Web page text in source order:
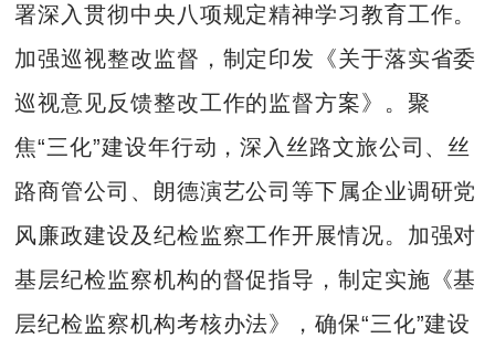
署深入贯彻中央八项规定精神学习教育工作。
加强巡视整改监督，制定印发《关于落实省委
巡视意见反馈整改工作的监督方案》。聚
焦“三化”建设年行动，深入丝路文旅公司、丝
路商管公司、朗德演艺公司等下属企业调研党
风廉政建设及纪检监察工作开展情况。加强对
基层纪检监察机构的督促指导，制定实施《基
层纪检监察机构考核办法》，确保“三化”建设